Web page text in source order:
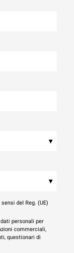
▾
▾
del Reg. (UE)
personali per
commerciali,
questionari di